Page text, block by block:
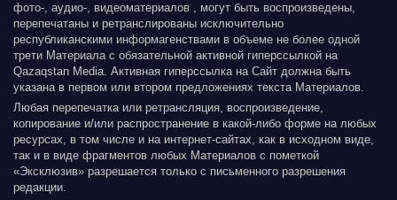
фото-, аудио-, видеоматериалов , могут быть воспроизведены,
перепечатаны и ретранслированы исключительно
республиканскими информагенствами в объеме не более одной
трети Материала с обязательной активной гиперссылкой на
Qazaqstan Media. Активная гиперссылка на Сайт должна быть
указана в первом или втором предложениях текста Материалов.
Любая перепечатка или ретрансляция, воспроизведение,
копирование и/или распространение в какой-либо форме на любых
ресурсах, в том числе и на интернет-сайтах, как в исходном виде,
так и в виде фрагментов любых Материалов с пометкой
«Эксклюзив» разрешается только с письменного разрешения
редакции.